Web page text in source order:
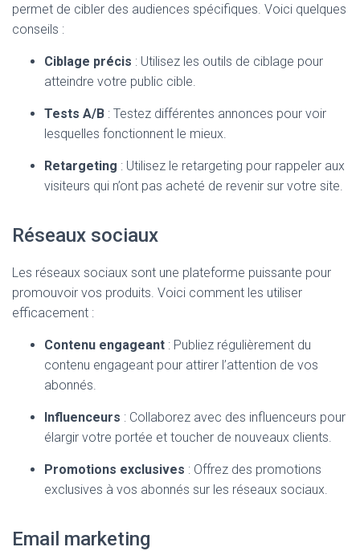
permet de cibler des audiences spécifiques. Voici quelques
conseils :
Ciblage précis : Utilisez les outils de ciblage pour
atteindre votre public cible.
Tests A/B : Testez différentes annonces pour voir
lesquelles fonctionnent le mieux.
Retargeting : Utilisez le retargeting pour rappeler aux
visiteurs qui n’ont pas acheté de revenir sur votre site.
Réseaux sociaux
Les réseaux sociaux sont une plateforme puissante pour
promouvoir vos produits. Voici comment les utiliser
efficacement :
Contenu engageant : Publiez régulièrement du
contenu engageant pour attirer l’attention de vos
abonnés.
Influenceurs : Collaborez avec des influenceurs pour
élargir votre portée et toucher de nouveaux clients.
Promotions exclusives : Offrez des promotions
exclusives à vos abonnés sur les réseaux sociaux.
Email marketing